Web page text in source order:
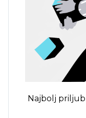
Najbolj